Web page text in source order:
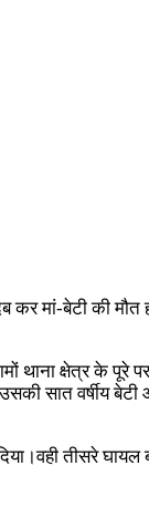
कर मां-बेटी की
क्षेत्र के पूरे
सात वर्षीय बेटी
तीसरे